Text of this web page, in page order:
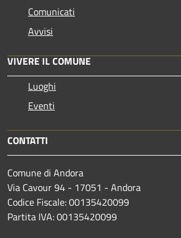
Comunicati
Avvisi
VIVERE IL COMUNE
Luoghi
Eventi
CONTATTI
Comune di Andora
Via Cavour 94 - 17051 - Andora
Codice Fiscale: 00135420099
Partita IVA: 00135420099